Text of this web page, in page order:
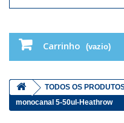
Carrinho (vazio)
TODOS OS
monocanal 5-50ul-Heathrow